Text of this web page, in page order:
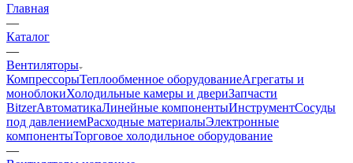
Главная
—
Каталог
—
Вентиляторы
КомпрессорыТеплообменное оборудованиеАгрегаты и
моноблокиХолодильные камеры и двериЗапчасти
BitzerАвтоматикаЛинейные компонентыИнструментСосуды
под давлениемРасходные материалыЭлектронные
компонентыТорговое холодильное оборудование
—